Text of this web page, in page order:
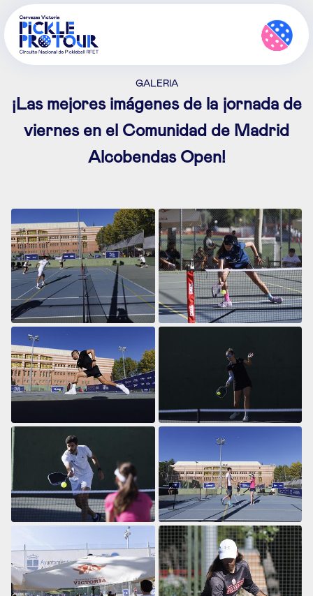
GALERIA
¡Las mejores imágenes de la jornada de
viernes en el Comunidad de Madrid
Alcobendas Open!